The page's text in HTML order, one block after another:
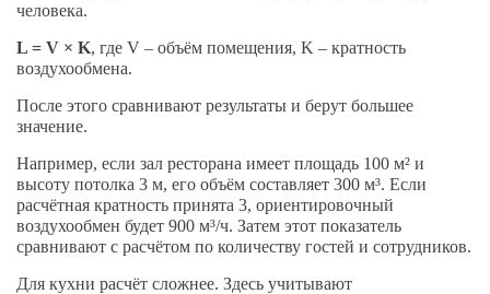
человека.
L = V × K, где V – объём помещения, K – кратность
воздухообмена.
После этого сравнивают результаты и берут большее
значение.
Например, если зал ресторана имеет площадь 100 м² и
высоту потолка 3 м, его объём составляет 300 м³. Если
расчётная кратность принята 3, ориентировочный
воздухообмен будет 900 м³/ч. Затем этот показатель
сравнивают с расчётом по количеству гостей и сотрудников.
Для кухни расчёт сложнее. Здесь учитывают